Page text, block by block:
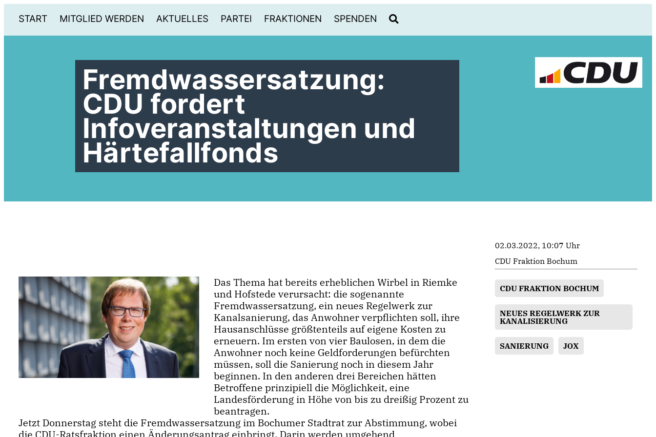
START MITGLIED WERDEN AKTUELLES PARTEI FRAKTIONEN SPENDEN
Fremdwassersatzung:
CDU fordert
Infoveranstaltungen und
Härtefallfonds
Das Thema hat bereits erheblichen Wirbel in Riemke
und Hofstede verursacht: die sogenannte
Fremdwassersatzung, ein neues Regelwerk zur
Kanalsanierung, das Anwohner verpflichten soll, ihre
Hausanschlüsse größtenteils auf eigene Kosten zu
erneuern. Im ersten von vier Baulosen, in dem die
Anwohner noch keine Geldforderungen befürchten
müssen, soll die Sanierung noch in diesem Jahr
beginnen. In den anderen drei Bereichen hätten
Betroffene prinzipiell die Möglichkeit, eine
Landesförderung in Höhe von bis zu dreißig Prozent zu
beantragen.
Jetzt Donnerstag steht die Fremdwassersatzung im Bochumer Stadtrat zur Abstimmung, wobei
die CDU-Ratsfraktion einen Änderungsantrag einbringt. Darin werden umgehend
02.03.2022, 10:07 Uhr
CDU Fraktion Bochum
CDU FRAKTION BOCHUM
NEUES REGELWERK ZUR
KANALISIERUNG
SANIERUNG JOX